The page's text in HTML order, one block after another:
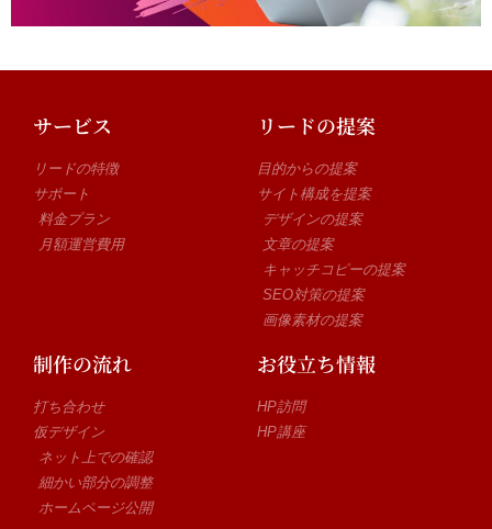
サービス
リードの特徴
サポート
料金プラン
月額運営費用
リードの提案
目的からの提案
サイト構成を提案
デザインの提案
文章の提案
キャッチコピーの提案
SEO対策の提案
画像素材の提案
制作の流れ
打ち合わせ
仮デザイン
ネット上での確認
細かい部分の調整
ホームページ公開
お役立ち情報
HP訪問
HP講座